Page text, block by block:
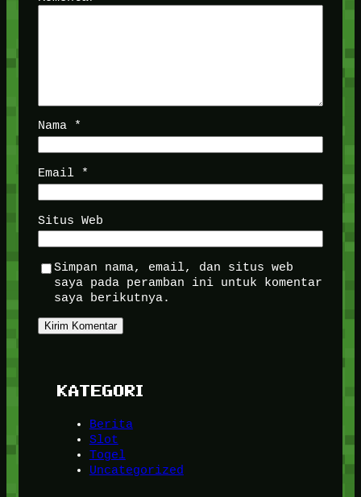
Nama *
Email *
Situs Web
Simpan nama, email, dan situs web
saya pada peramban ini untuk komentar
saya berikutnya.
KATEGORI
Berita
Slot
Togel
Uncategorized